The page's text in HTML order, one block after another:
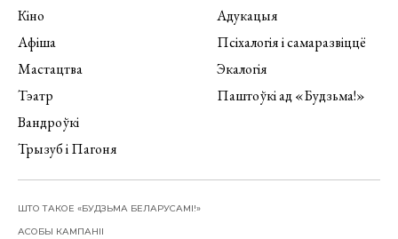
Кіно
Афіша
Мастацтва
Тэатр
Вандроўкі
Трызуб і Пагоня
Адукацыя
Псіхалогія і самаразвіццё
Экалогія
Паштоўкі ад «Будзьма!»
ШТО ТАКОЕ «БУДЗЬМА БЕЛАРУСАМІ!»
АСОБЫ КАМПАНІІ